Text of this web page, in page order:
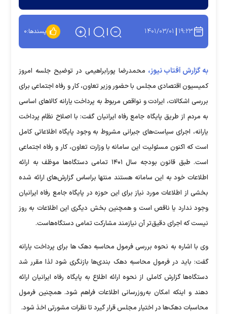
۱۹:۲۳ ۱۴۰۱/۰۳/۰۱ پسندها:۰
به گزارش آفتاب نیوز، محمدرضا پورابراهیمی در توضیح جلسه امروز
کمیسیون اقتصادی مجلس با حضور وزیر تعاون، کار و رفاه اجتماعی برای
بررسی اشکالات، ایرادت و نواقص مربوط به پرداخت یارانه کالاهای اساسی
به مردم از طریق پایگاه جامع رفاه ایرانیان گفت: با اصلاح نظام پرداخت
یارانه، اجرای سیاست‌های جبرانی مشروط به وجود پایگاه اطلاعاتی کامل
است که اکنون مسئولیت این سامانه با وزارت تعاون، کار و رفاه اجتماعی
است. طبق قانون بودجه سال ۱۴۰۱ تمامی دستگاه‌ها موظف به ارائه
اطلاعات خود به این سامانه هستند منتها براساس گزارش‌های ارائه شده
بخشی از اطلاعات مورد نیاز برای این حوزه در پایگاه جامع رفاه ایرانیان
وجود ندارد یا ناقص است و همچنین بخش دیگری این اطلاعات به روز
نیست که اجرای دقیق‌تر آن نیازمند مشارکت تمامی دستگاه‌هاست.
وی با اشاره به نحوه بررسی فرمول محاسبه دهک‌ ها برای پرداخت یارانه
گفت: باید در فرمول محاسبه دهک بندی‌ها بازنگری شود لذا مقرر شد
دستگاه‌ها گزارش کاملی از نحوه ارائه اطلاع به پایگاه رفاه ایرانیان ارائه
دهند و اینکه امکان به‌روزرسانی اطلاعات فراهم شود. همچنین فرمول
محاسبات دهک‌ها در اختیار مجلس قرار گیرد تا نظرات مشورتی اخذ شود.